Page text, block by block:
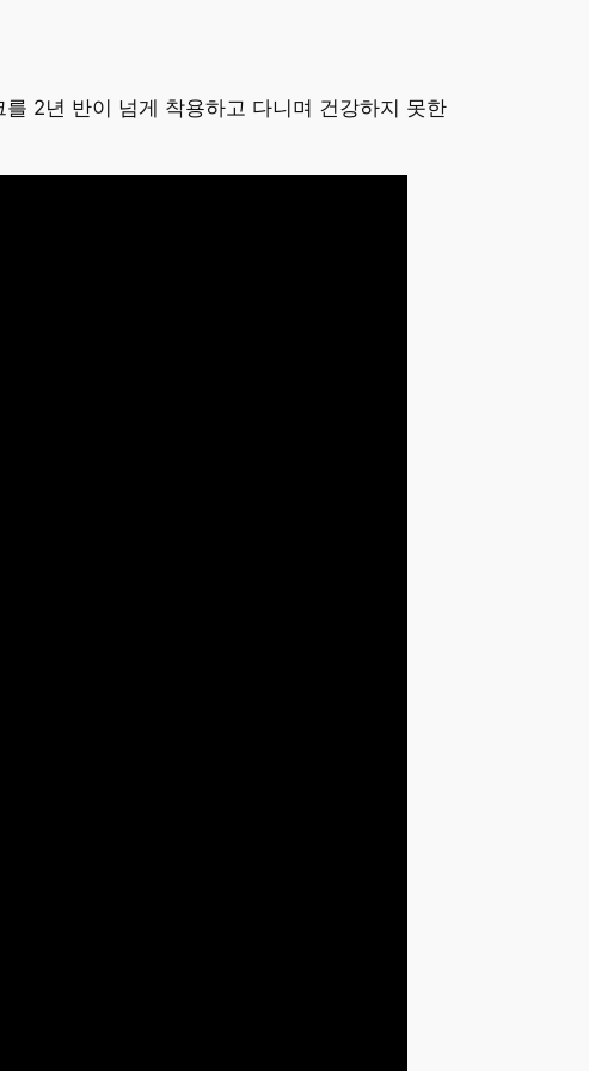
2년 반이 넘게 착용하고 다니며 건강하지 못한